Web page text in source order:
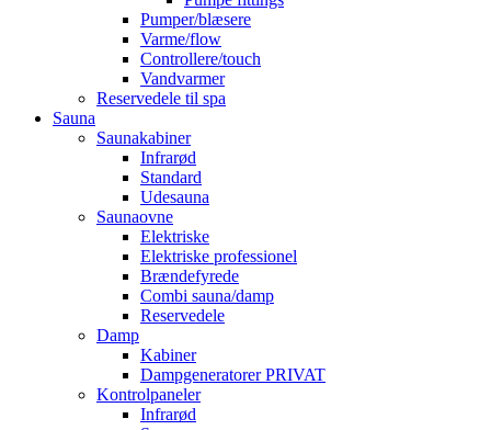
Pumper/blæsere
Varme/flow
Controllere/touch
Vandvarmer
Reservedele til spa
Sauna
Saunakabiner
Infrarød
Standard
Udesauna
Saunaovne
Elektriske
Elektriske professionel
Brændefyrede
Combi sauna/damp
Reservedele
Damp
Kabiner
Dampgeneratorer PRIVAT
Kontrolpaneler
Infrarød